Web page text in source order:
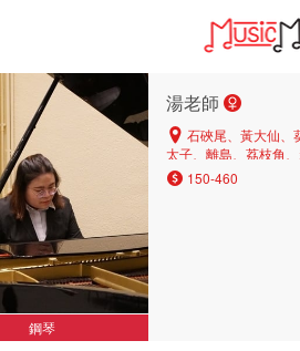
鋼琴
湯老師
石硤尾、黃大仙、
太子、離島、荔枝角
150-460